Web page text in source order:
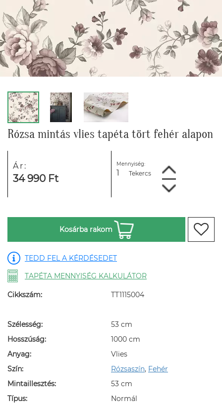
Rózsa mintás vlies tapéta tört fehér alapon
Ár:
34 990 Ft
Mennyiség:
Tekercs
Kosárba rakom
TEDD FEL A KÉRDÉSEDET
TAPÉTA MENNYISÉG KALKULÁTOR
Cikkszám: TT1115004
Szélesség:
53 cm
Hosszúság:
1000 cm
Anyag:
Vlies
Szín:
Rózsaszín, Fehér
Mintaillesztés:
53 cm
Típus:
Normál